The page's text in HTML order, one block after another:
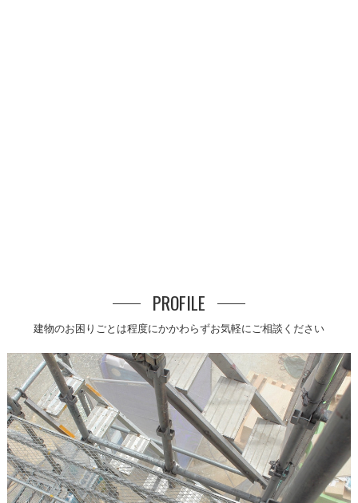
建物のお困りごとは程度にかかわらずお気軽にご相談ください
PROFILE